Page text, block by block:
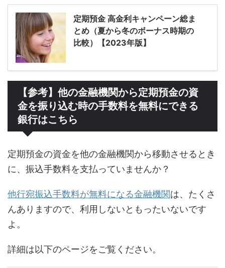
定期預金 高金利キャンペーン総ま
とめ（夏から冬のボーナス時期の
比較）【2023年版】
【参考】他の金融機関から定期預金の資
金を振り込む時の手数料を無料にできる
銀行はこちら
定期預金の資金を他の金融機関から移動させるとき
に、振込手数料を支払っていませんか？
他行宛振込手数料が無料になる金融機関は、たくさ
んありますので、利用しないともったいないです
よ。
詳細は以下のページをご覧ください。